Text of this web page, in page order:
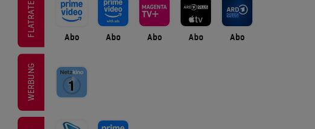
FLATRATE Abo Abo Abo Abo Abo
WERBUNG